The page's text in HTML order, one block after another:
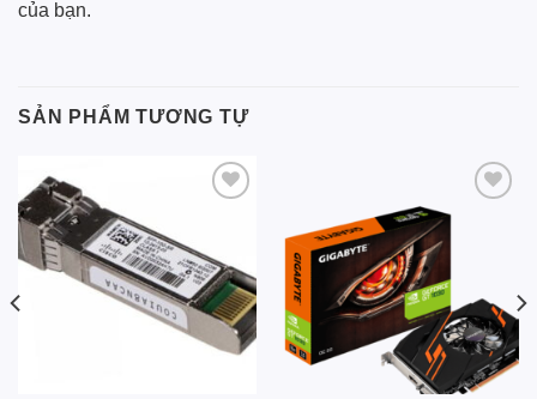
của bạn.
SẢN PHẨM TƯƠNG TỰ